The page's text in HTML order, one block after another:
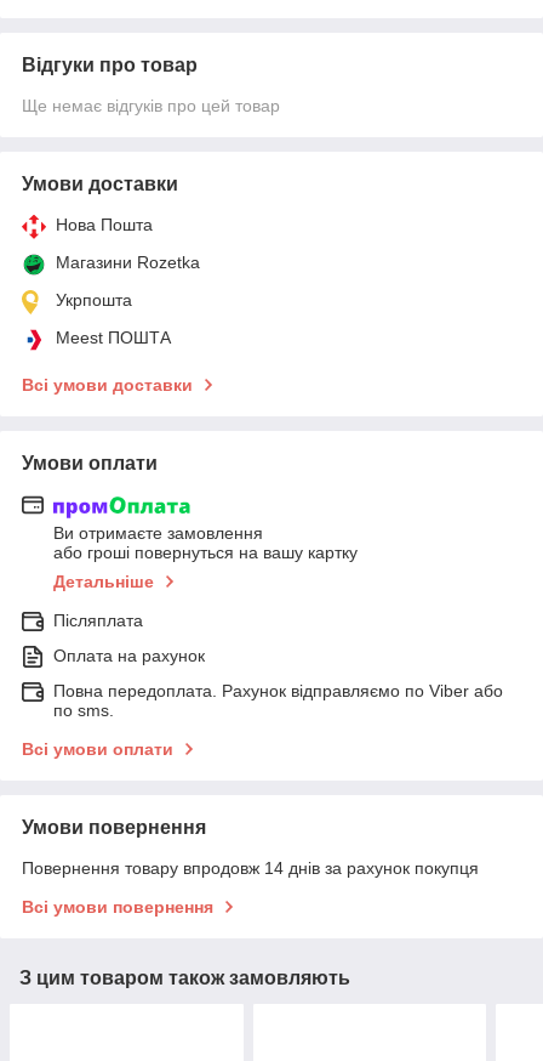
Відгуки про товар
Ще немає відгуків про цей товар
Умови доставки
Нова Пошта
Магазини Rozetka
Укрпошта
Meest ПОШТА
Всі умови доставки
Умови оплати
Ви отримаєте замовлення
або гроші повернуться на вашу картку
Детальніше
Післяплата
Оплата на рахунок
Повна передоплата. Рахунок відправляємо по Viber або
по sms.
Всі умови оплати
Умови повернення
Повернення товару впродовж 14 днів за рахунок покупця
Всі умови повернення
З цим товаром також замовляють